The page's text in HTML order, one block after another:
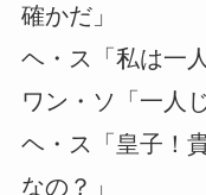
確かだ」
ヘ・ス「私は一
ワン・ソ「一人
ヘ・ス「皇子！
なの？」